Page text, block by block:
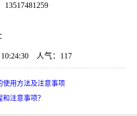
13517481259
人气： 117
使用方法及注意事项
注意事项？